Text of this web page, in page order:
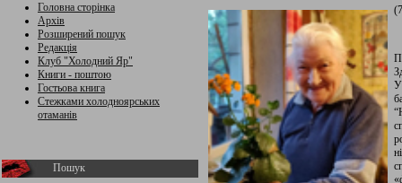
Головна сторінка
Архів
Розширений пошук
Редакція
Клуб "Холодний Яр"
Книги - поштою
Гостьова книга
Стежками холодноярських
отаманів
Пошук